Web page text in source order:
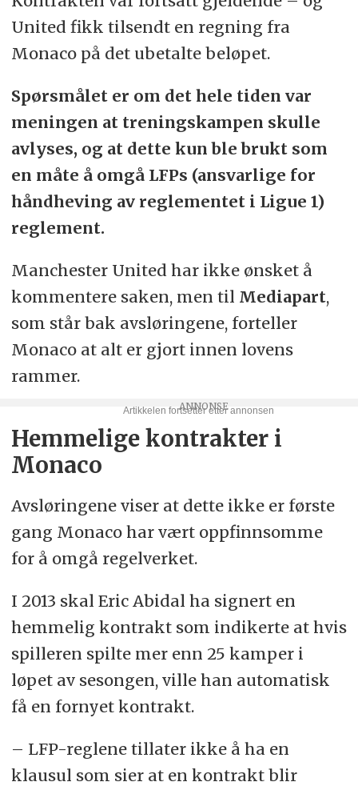
United fikk tilsendt en regning fra
Monaco på det ubetalte beløpet.
Spørsmålet er om det hele tiden var
meningen at treningskampen skulle
avlyses, og at dette kun ble brukt som
en måte å omgå LFPs (ansvarlige for
håndheving av reglementet i Ligue 1)
reglement.
Manchester United har ikke ønsket å
kommentere saken, men til Mediapart,
som står bak avsløringene, forteller
Monaco at alt er gjort innen lovens
rammer.
Hemmelige kontrakter i
Monaco
Avsløringene viser at dette ikke er første
gang Monaco har vært oppfinnsomme
for å omgå regelverket.
I 2013 skal Eric Abidal ha signert en
hemmelig kontrakt som indikerte at hvis
spilleren spilte mer enn 25 kamper i
løpet av sesongen, ville han automatisk
få en fornyet kontrakt.
– LFP-reglene tillater ikke å ha en
klausul som sier at en kontrakt blir